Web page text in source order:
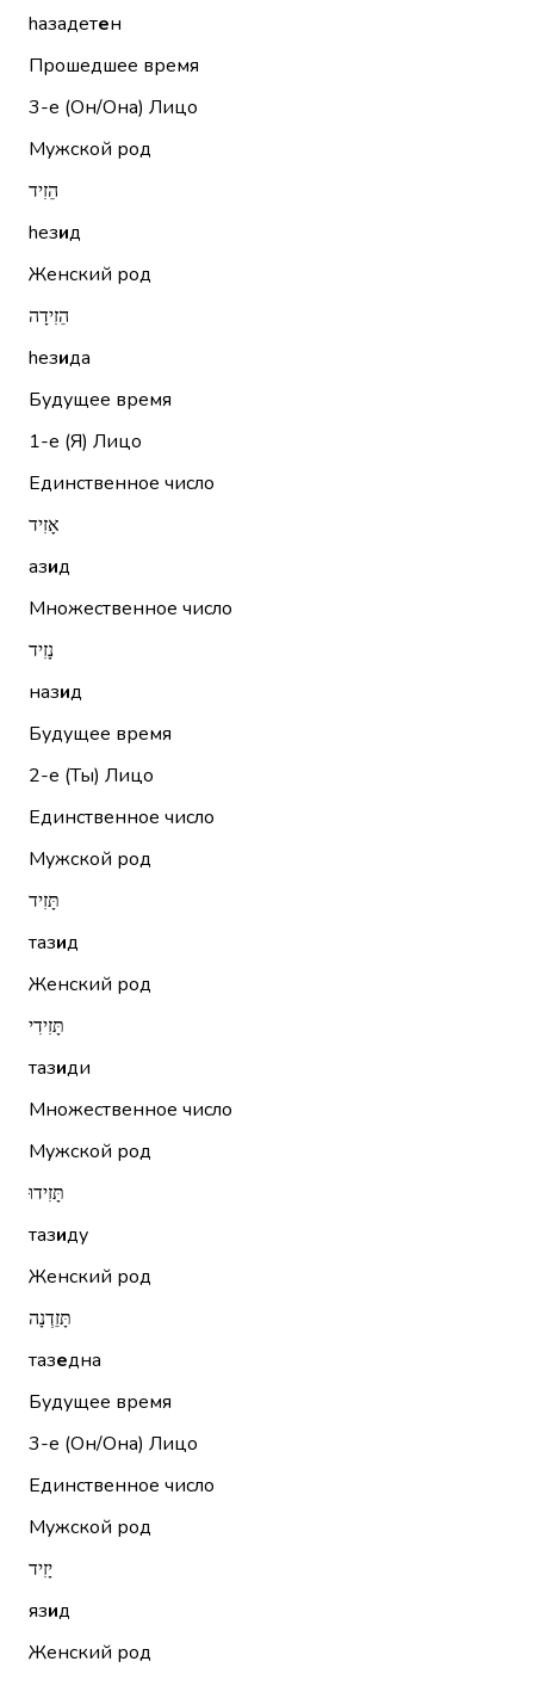
hазадетен
Прошедшее время
3-е (Он/Она) Лицо
Мужской род
הֵזִיד
hезид
Женский род
הֵזִידָה
hезида
Будущее время
1-е (Я) Лицо
Единственное число
אָזִיד
азид
Множественное число
נָזִיד
назид
Будущее время
2-е (Ты) Лицо
Единственное число
Мужской род
תָּזִיד
тазид
Женский род
תָּזִידִי
тазиди
Множественное число
Мужской род
תָּזִידוּ
тазиду
Женский род
תָּזֵדְנָה
тазедна
Будущее время
3-е (Он/Она) Лицо
Единственное число
Мужской род
יָזִיד
язид
Женский род